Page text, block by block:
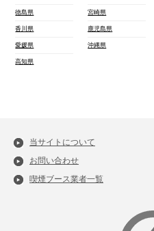
徳島県
香川県
愛媛県
高知県
宮崎県
鹿児島県
沖縄県
当サイトについて
お問い合わせ
喫煙ブース業者一覧